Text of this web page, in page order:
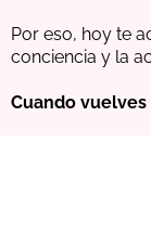
Por eso, hoy te
conciencia y la
Cuando